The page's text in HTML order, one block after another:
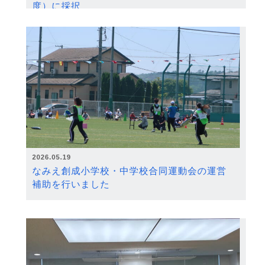
度）に採択
2026.05.19
なみえ創成小学校・中学校合同運動会の運営
補助を行いました